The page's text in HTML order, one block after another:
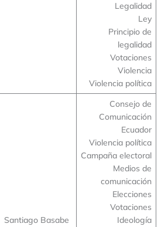
Legalidad
Ley
Principio de
legalidad
Votaciones
Violencia
Violencia política
Santiago Basabe
Consejo de
Comunicación
Ecuador
Violencia política
Campaña electoral
Medios de
comunicación
Elecciones
Votaciones
Ideología